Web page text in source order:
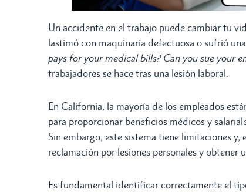
Un accidente en el trabajo puede cambiar tu
lastimó con maquinaria defectuosa o sufrió
pays for your medical bills? Can you sue your
trabajadores se hace tras una lesión laboral.
En California, la mayoría de los empleados
para proporcionar beneficios médicos y
Sin embargo, este sistema tiene limitaciones y,
reclamación por lesiones personales y obtener
Es fundamental identificar correctamente el